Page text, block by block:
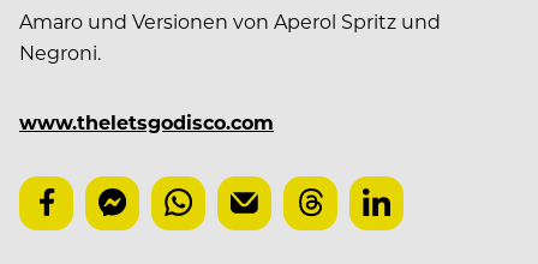
Amaro und Versionen von Aperol Spritz und
Negroni.
www.theletsgodisco.com